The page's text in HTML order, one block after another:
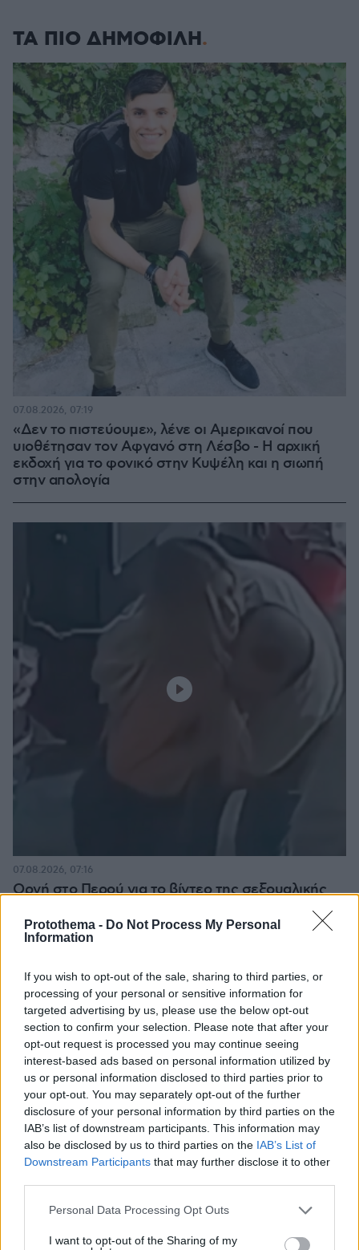
Protothema - Do Not Process My Personal
Information
If you wish to opt-out of the sale, sharing to third parties, or
processing of your personal or sensitive information for
targeted advertising by us, please use the below opt-out
section to confirm your selection. Please note that after your
opt-out request is processed you may continue seeing
interest-based ads based on personal information utilized by
us or personal information disclosed to third parties prior to
your opt-out. You may separately opt-out of the further
disclosure of your personal information by third parties on the
IAB’s list of downstream participants. This information may
also be disclosed by us to third parties on the IAB’s List of
Downstream Participants that may further disclose it to other
Please note that this website/app uses one or more Google
not limited to your visit or usage behaviour. You may click to
Personal Data Processing Opt Outs
I want to opt-out of the Sharing of my
ΤΑ ΠΙΟ ΔΗΜΟΦΙΛΗ
«Δεν το πιστεύουμε», λένε οι Αμερικανοί που
υιοθέτησαν τον Αφγανό στη Λέσβο - Η αρχική
εκδοχή για το φονικό στην Κυψέλη και η σιωπή
στην απολογία
07.08.2026, 07:19
Οργή στο Περού για το βίντεο της σεξουαλικής
επίθεσης μαέστρου σε 26χρονη τραγουδίστρια:
«Σιγά-σιγά θα το ξεπεράσεις» της έλεγαν από τη
μπάντα της
07.08.2026, 07:16